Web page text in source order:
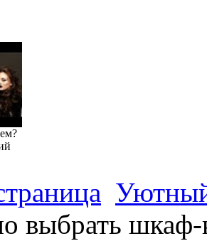
выбрать шкаф-